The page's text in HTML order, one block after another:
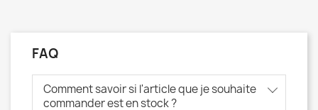
FAQ
Comment savoir si l'article que je souhaite
commander est en stock ?